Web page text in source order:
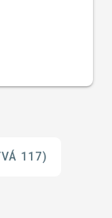
117)